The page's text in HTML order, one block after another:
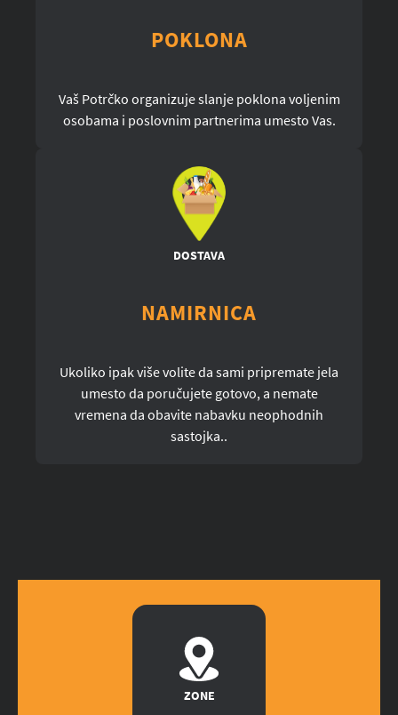
POKLONA
Vaš Potrčko organizuje slanje poklona voljenim
osobama i poslovnim partnerima umesto Vas.
DOSTAVA
NAMIRNICA
Ukoliko ipak više volite da sami pripremate jela
umesto da poručujete gotovo, a nemate
vremena da obavite nabavku neophodnih
sastojka..
ZONE